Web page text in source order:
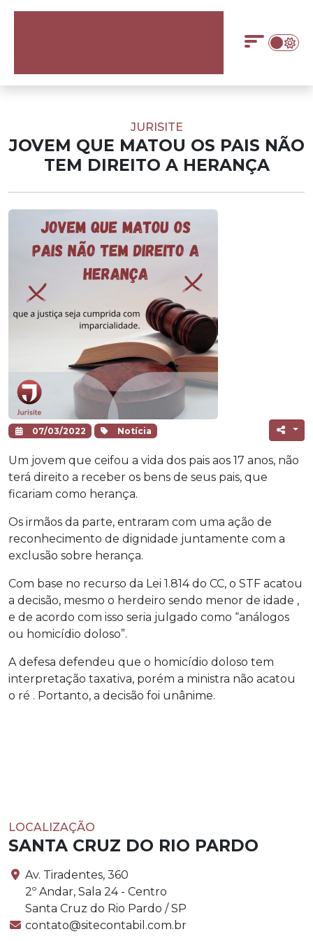
JURISITE
JOVEM QUE MATOU OS PAIS NÃO
TEM DIREITO A HERANÇA
07/03/2022 Notícia
Um jovem que ceifou a vida dos pais aos 17 anos, não
terá direito a receber os bens de seus pais, que
ficariam como herança.
Os irmãos da parte, entraram com uma ação de
reconhecimento de dignidade juntamente com a
exclusão sobre herança.
Com base no recurso da Lei 1.814 do CC, o STF acatou
a decisão, mesmo o herdeiro sendo menor de idade ,
e de acordo com isso seria julgado como “análogos
ou homicídio doloso”.
A defesa defendeu que o homicídio doloso tem
interpretação taxativa, porém a ministra não acatou
o ré . Portanto, a decisão foi unânime.
LOCALIZAÇÃO
SANTA CRUZ DO RIO PARDO
Av. Tiradentes, 360
2º Andar, Sala 24 - Centro
Santa Cruz do Rio Pardo / SP
contato@sitecontabil.com.br